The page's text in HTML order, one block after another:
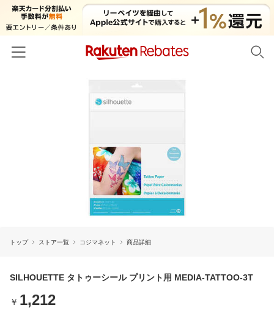
ファッション・インナー・小物
食品・スイーツ・お酒
日用品・キッチン用品
キッズ・ベビー用品
エンタメ
スポーツ・アウトドア・ゴルフ
リーベイツ注目ストア
対象ストア新規限定特典
電子書籍特集
旅行特集
トップ ストア一覧 コジマネット 商品詳細
SILHOUETTE タトゥーシール プリント用 MEDIA-TATTOO-3T
￥ 1,212